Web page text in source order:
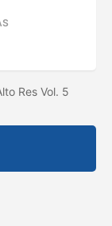
Res Vol. 5